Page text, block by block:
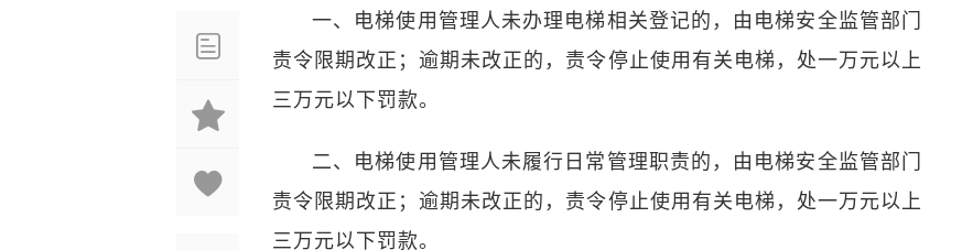
一、电梯使用管理人未办理电梯相关登记的，由电梯安全监管部门
责令限期改正；逾期未改正的，责令停止使用有关电梯，处一万元以上
三万元以下罚款。
二、电梯使用管理人未履行日常管理职责的，由电梯安全监管部门
责令限期改正；逾期未改正的，责令停止使用有关电梯，处一万元以上
三万元以下罚款。